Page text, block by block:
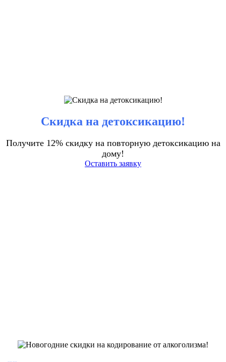
Скидка на детоксикацию!
Получите 12% скидку на повторную детоксикацию на
дому!
Оставить заявку